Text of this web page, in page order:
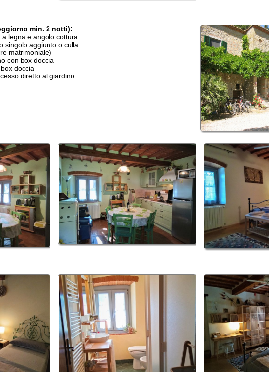
disponibile)